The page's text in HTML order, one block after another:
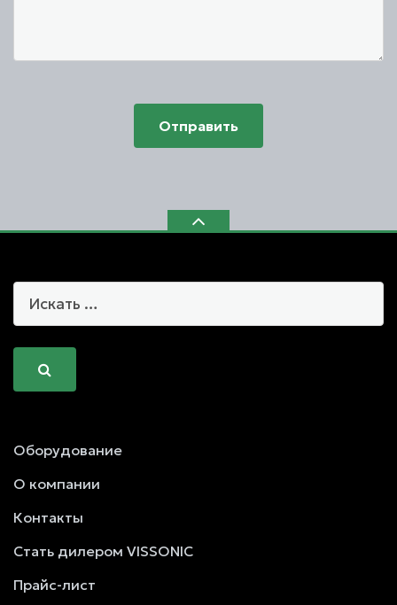
Отправить
Оборудование
О компании
Контакты
Стать дилером VISSONIC
Прайс-лист